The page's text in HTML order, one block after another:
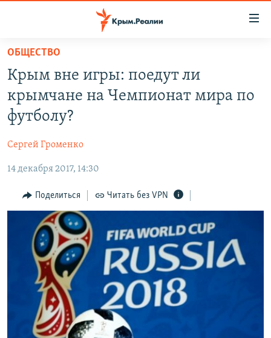
Вернуться
основному
содержанию
Вернутся
главной
навигации
Вернутся
поиску
СПЕЦПРОЕКТЫ
ГРУЗ 200
11 ЛЕТ ОККУПАЦИИ КРЫМА. 11 ИСТОРИЙ СОПРОТИВЛЕНИЯ
ВОДА
ЕЩЕ
ИНТЕРАКТИВ
ИНФОГРАФИКА
ТЕЛЕПРОЕКТ КРЫМ.РЕАЛИИ
СОВЕТЫ ПРАВОЗАЩИТНИКОВ
ПРОПАВШИЕ БЕЗ ВЕСТИ
ПОБЕДИТЕЛЕЙ НЕ СУДЯТ?
КРЫМ.НЕПОКОРЕННЫЙ
ELIFBE
РАДІО СВОБОДА
КАК ОБОЙТИ БЛОКИРОВКУ
Українською
Qırımtatar
ПРИСОЕДИНЯЙТЕСЬ!
ОБЩЕСТВО
Крым вне игры: поедут ли
крымчане на Чемпионат мира по
футболу?
Сергей Громенко
14 декабря 2017, 14:30
Поделиться Читать без VPN